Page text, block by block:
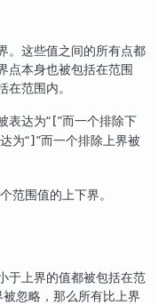
。这些值之间的所有点都
点本身也被包括在范围
范围内。
表达为“ [”而一个排除下
为“] ”而一个排除上界被
范围值的上下界。
于上界的值都被包括在范
忽略，那么所有比上界